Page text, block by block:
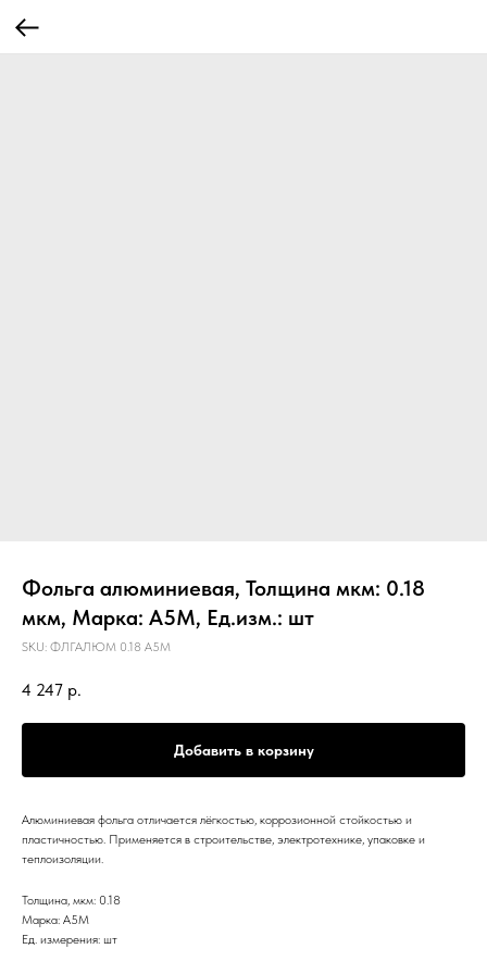
Фольга алюминиевая, Толщина мкм: 0.18
мкм, Марка: А5М, Ед.изм.: шт
SKU: ФЛГАЛЮМ 0.18 А5М
4 247 р.
Добавить в корзину
Алюминиевая фольга отличается лёгкостью, коррозионной стойкостью и
пластичностью. Применяется в строительстве, электротехнике, упаковке и
теплоизоляции.
Толщина, мкм: 0.18
Марка: А5М
Ед. измерения: шт